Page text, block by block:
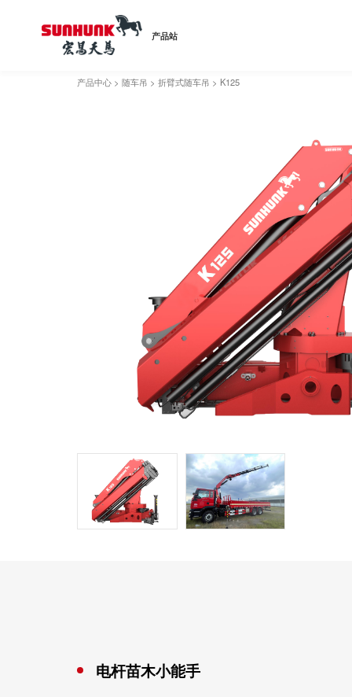
产品站
产品中心 >随车吊 >折臂式随车吊 > K125
电杆苗木小能手